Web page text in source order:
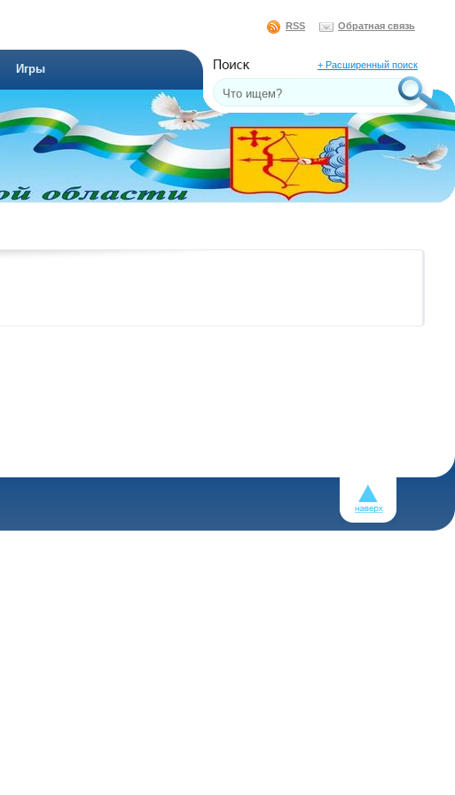
RSS Обратная связь
Игры + Расширенный поиск